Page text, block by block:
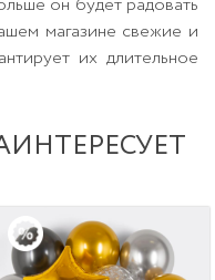
магазине свежие и
их длительное